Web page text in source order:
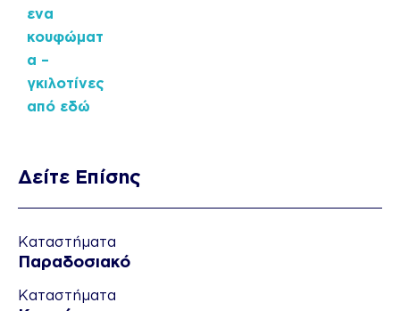
ενα
κουφώματ
α –
γκιλοτίνες
από εδώ
Δείτε Επίσης
Καταστήματα
Παραδοσιακό
Καταστήματα